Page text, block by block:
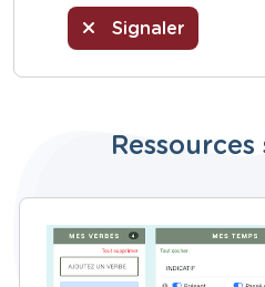
Signaler